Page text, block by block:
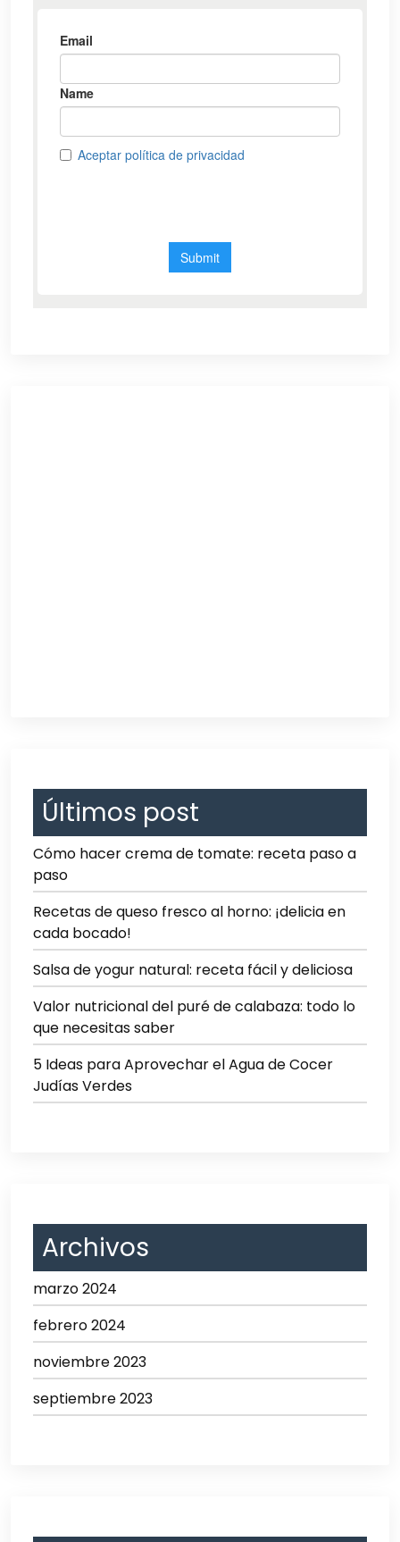
Últimos post
Cómo hacer crema de tomate: receta paso a
paso
Recetas de queso fresco al horno: ¡delicia en
cada bocado!
Salsa de yogur natural: receta fácil y deliciosa
Valor nutricional del puré de calabaza: todo lo
que necesitas saber
5 Ideas para Aprovechar el Agua de Cocer
Judías Verdes
Archivos
marzo 2024
febrero 2024
noviembre 2023
septiembre 2023